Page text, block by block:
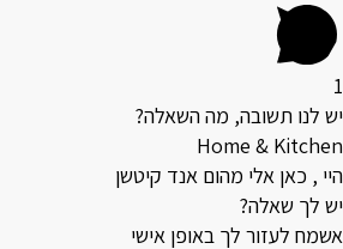
1
יש לנו תשובה, מה השאלה?
Home & Kitchen
היי , כאן אלי מהום אנד קיטשן
יש לך שאלה?
אשמח לעזור לך באופן אישי